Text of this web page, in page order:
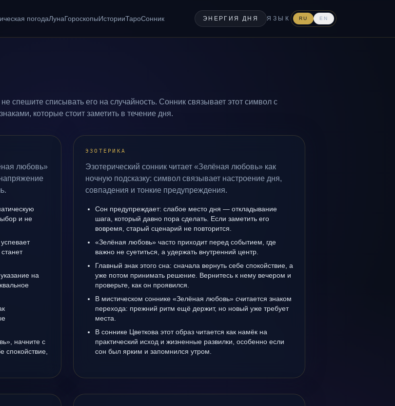
погодаЛунаГороскопыИсторииТароСонник ЭНЕРГИЯ ДНЯ ЯЗЫК RU EN
спешите списывать его на случайность. Сонник связывает этот символ с
которые стоит заметить в течение дня.
любовь»
и не
на
начните с
спокойствие,
ЭЗОТЕРИКА
Эзотерический сонник читает «Зелёная любовь» как
ночную подсказку: символ связывает настроение дня,
совпадения и тонкие предупреждения.
Сон предупреждает: слабое место дня — откладывание
шага, который давно пора сделать. Если заметить его
вовремя, старый сценарий не повторится.
«Зелёная любовь» часто приходит перед событием, где
важно не суетиться, а удержать внутренний центр.
Главный знак этого сна: сначала вернуть себе спокойствие, а
уже потом принимать решение. Вернитесь к нему вечером и
проверьте, как он проявился.
В мистическом соннике «Зелёная любовь» считается знаком
перехода: прежний ритм ещё держит, но новый уже требует
места.
В соннике Цветкова этот образ читается как намёк на
практический исход и жизненные развилки, особенно если
сон был ярким и запомнился утром.